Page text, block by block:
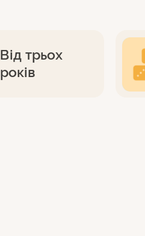
Від трьох
років